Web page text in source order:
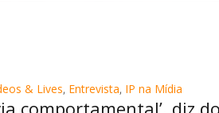
& Lives, Entrevista, IP na Mídia
comportamental’, diz